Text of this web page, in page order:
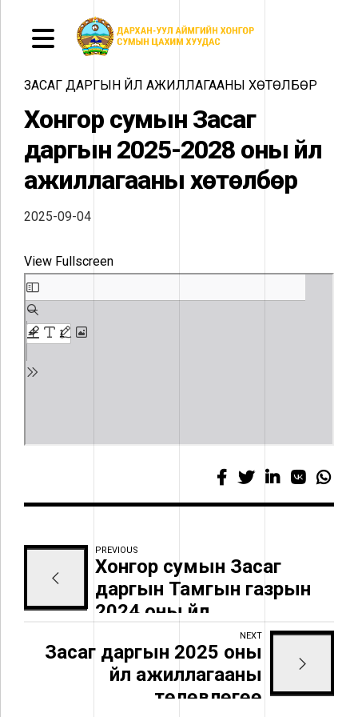
ЗАСАГ ДАРГЫН ҮЙЛ АЖИЛЛАГААНЫ ХӨТӨЛБӨР
Хонгор сумын Засаг
даргын 2025-2028 оны үйл
ажиллагааны хөтөлбөр
2025-09-04
View Fullscreen
PREVIOUS
Хонгор сумын Засаг
даргын Тамгын газрын
2024 оны үйл
ажиллагааны тайлан
NEXT
Засаг даргын 2025 оны
үйл ажиллагааны
төлөвлөгөө